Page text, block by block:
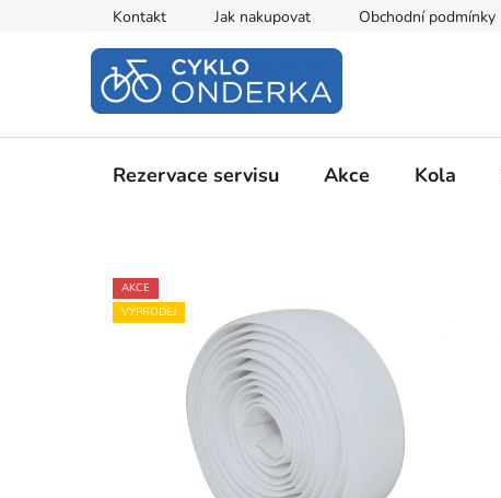
Kontakt Jak nakupovat Obchodní podmínky
Rezervace servisu Akce Kola
AKCE
VÝPRODEJ